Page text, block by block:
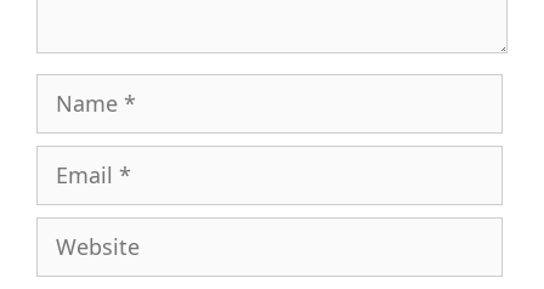
Name
Email
Website